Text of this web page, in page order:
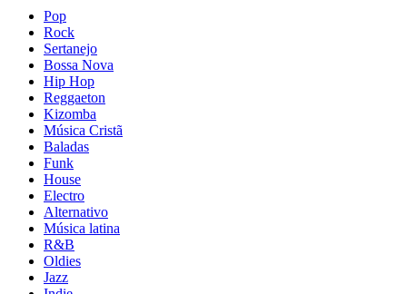
Pop
Rock
Sertanejo
Bossa Nova
Hip Hop
Reggaeton
Kizomba
Música Cristã
Baladas
Funk
House
Electro
Alternativo
Música latina
R&B
Oldies
Jazz